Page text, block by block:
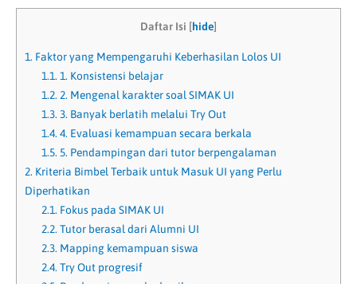
Daftar Isi [hide]
1. Faktor yang Mempengaruhi Keberhasilan Lolos UI
1.1. 1. Konsistensi belajar
1.2. 2. Mengenal karakter soal SIMAK UI
1.3. 3. Banyak berlatih melalui Try Out
1.4. 4. Evaluasi kemampuan secara berkala
1.5. 5. Pendampingan dari tutor berpengalaman
2. Kriteria Bimbel Terbaik untuk Masuk UI yang Perlu
Diperhatikan
2.1. Fokus pada SIMAK UI
2.2. Tutor berasal dari Alumni UI
2.3. Mapping kemampuan siswa
2.4. Try Out progresif